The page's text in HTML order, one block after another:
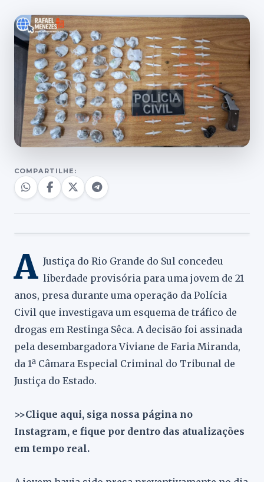
COMPARTILHE:
A Justiça do Rio Grande do Sul concedeu
liberdade provisória para uma jovem de 21
anos, presa durante uma operação da Polícia
Civil que investigava um esquema de tráfico de
drogas em Restinga Sêca. A decisão foi assinada
pela desembargadora Viviane de Faria Miranda,
da 1ª Câmara Especial Criminal do Tribunal de
Justiça do Estado.
>>Clique aqui, siga nossa página no
Instagram, e fique por dentro das atualizações
em tempo real.